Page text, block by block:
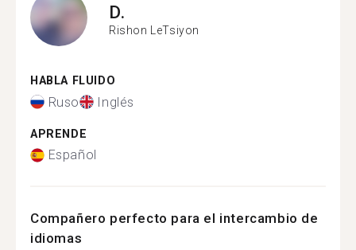
D.
Rishon LeTsiyon
HABLA FLUIDO
Ruso Inglés
APRENDE
Español
Compañero perfecto para el intercambio de
idiomas